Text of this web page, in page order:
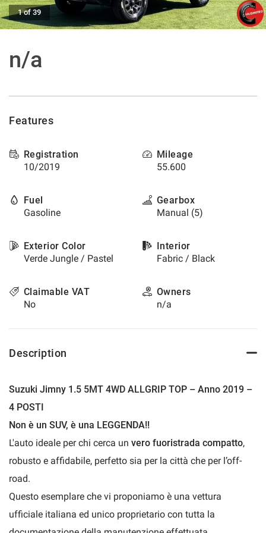
AFTER SALES ASSISTANCE
CONTACTS
CUSTOMERS AREA
1 of 39
n/a
Features
Registration
10/2019
Mileage
55.600
Fuel
Gasoline
Gearbox
Manual (5)
Exterior Color
Verde Jungle / Pastel
Interior
Fabric / Black
Claimable VAT
No
Owners
n/a
Description
Suzuki Jimny 1.5 5MT 4WD ALLGRIP TOP – Anno 2019 –
4 POSTI
Non è un SUV, è una LEGGENDA!!
L'auto ideale per chi cerca un vero fuoristrada compatto,
robusto e affidabile, perfetto sia per la città che per l’off-
road.
Questo esemplare che vi proponiamo è una vettura
ufficiale italiana ed unico proprietario con tutta la
offer
the
functionalities
carry
out
described
To
further
information
usefulness
and
functioning
these
tracking
tools,
refer
You
and
your
choices
any
time.